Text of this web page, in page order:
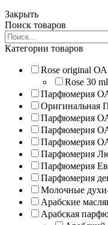
Закрыть
Поиск товаров
Search
products:
Категории товаров
Rose original
Rose 30 ml
Парфюмерия
Оригинальная
Парфюмерия
Парфюмерия
Парфюмерия
Парфюмерия
Парфюмерия
Парфюмерия
Молочные
Арабские
Арабская